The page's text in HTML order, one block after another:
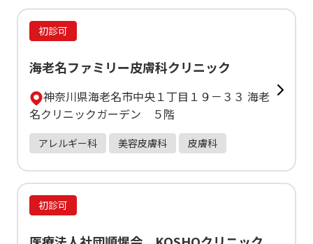
初診可
海老名ファミリー皮膚科クリニック
神奈川県海老名市中央１丁目１９－３３ 海老
名クリニックガーデン ５階
アレルギー科 美容皮膚科 皮膚科
初診可